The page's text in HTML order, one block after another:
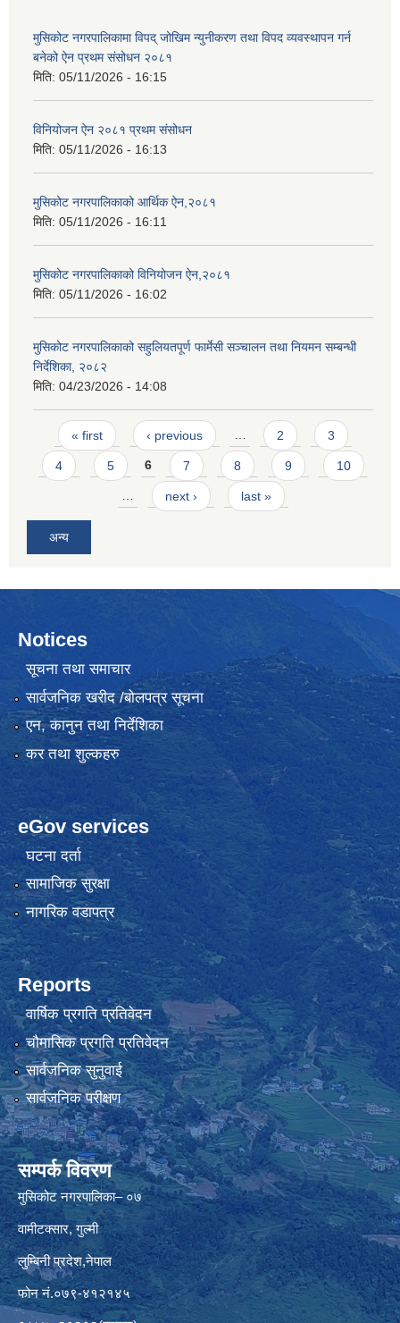
मुसिकोट नगरपालिकामा विपद् जोखिम न्युनीकरण तथा विपद व्यवस्थापन गर्न
बनेको ऐन प्रथम संसोधन २०८१
मिति: 05/11/2026 - 16:15
विनियोजन ऐन २०८१ प्रथम संसोधन
मिति: 05/11/2026 - 16:13
मुसिकोट नगरपालिकाको आर्थिक ऐन,२०८१
मिति: 05/11/2026 - 16:11
मुसिकोट नगरपालिकाको विनियोजन ऐन,२०८१
मिति: 05/11/2026 - 16:02
मुसिकोट नगरपालिकाको सहुलियतपूर्ण फार्मेसी सञ्चालन तथा नियमन सम्बन्धी
निर्देशिका, २०८२
मिति: 04/23/2026 - 14:08
Pages
« first ‹ previous … 2 3
4 5 6 7 8 9 10
… next › last »
अन्य
Notices
सूचना तथा समाचार
सार्वजनिक खरीद /बोलपत्र सूचना
एन, कानुन तथा निर्देशिका
कर तथा शुल्कहरु
eGov services
घटना दर्ता
सामाजिक सुरक्षा
नागरिक वडापत्र
Reports
वार्षिक प्रगति प्रतिवेदन
चौमासिक प्रगति प्रतिवेदन
सार्वजनिक सुनुवाई
सार्वजनिक परीक्षण
सम्पर्क विवरण
मुसिकोट नगरपालिका– ०७
वामीटक्सार, गुल्मी
लुम्बिनी प्रदेश,नेपाल
फोन नं.०७९-४१२१४५